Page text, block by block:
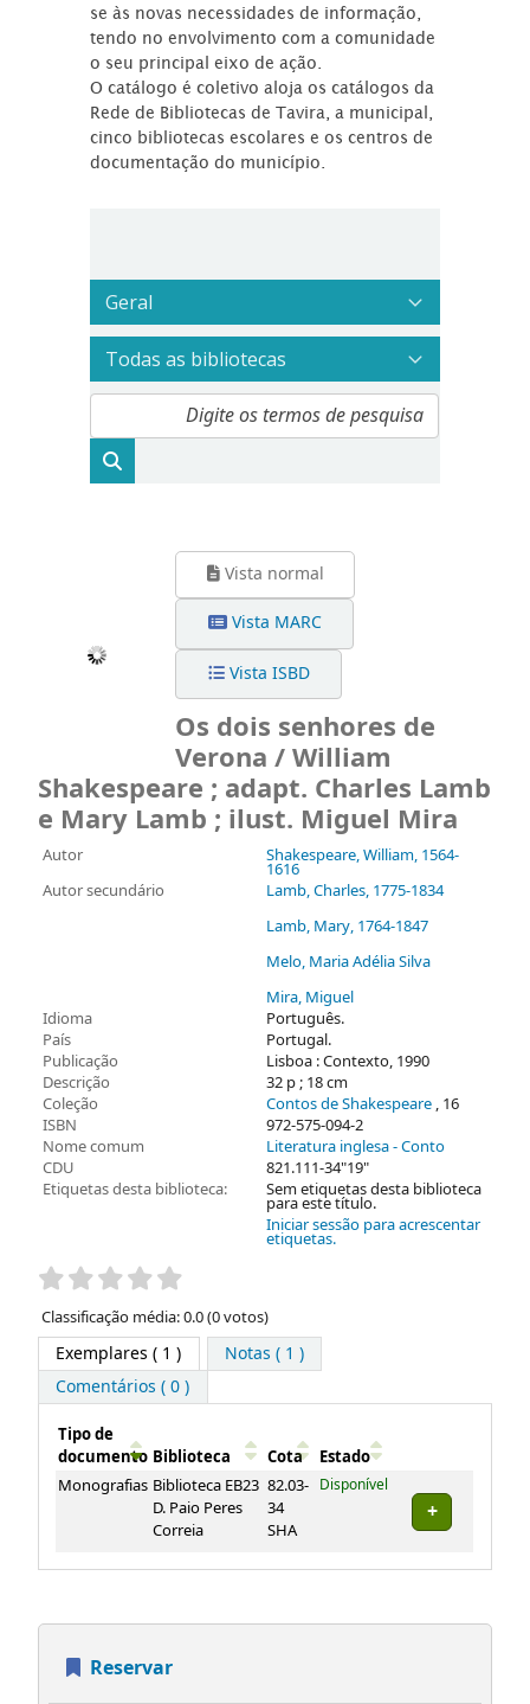
se às novas necessidades de informação,
tendo no envolvimento com a comunidade
o seu principal eixo de ação.
O catálogo é coletivo aloja os catálogos da
Rede de Bibliotecas de Tavira, a municipal,
cinco bibliotecas escolares e os centros de
documentação do município.
Vista normal
Vista MARC
Vista ISBD
Os dois senhores de
Verona / William
Shakespeare ; adapt. Charles Lamb
e Mary Lamb ; ilust. Miguel Mira
Autor Shakespeare, William, 1564-
1616
Autor secundário
Lamb, Charles, 1775-1834
Lamb, Mary, 1764-1847
Melo, Maria Adélia Silva
Mira, Miguel
Idioma
Português.
País
Portugal.
Publicação
Lisboa : Contexto, 1990
Descrição
32 p ; 18 cm
Coleção
Contos de Shakespeare, 16
ISBN
972-575-094-2
Nome comum
Literatura inglesa - Conto
CDU
821.111-34"19"
Etiquetas desta biblioteca:
Sem etiquetas desta biblioteca
para este título.
Iniciar sessão para acrescentar
etiquetas.
Pontuação
Classificação média: 0.0 (0 votos)
Exemplares ( 1 )
Notas ( 1 )
Comentários ( 0 )
Exemplares
Tipo de
documento Biblioteca Cota
Estado
Monografias Biblioteca EB23
D. Paio Peres
Correia
82.03-
34
SHA
Disponível
Reservar